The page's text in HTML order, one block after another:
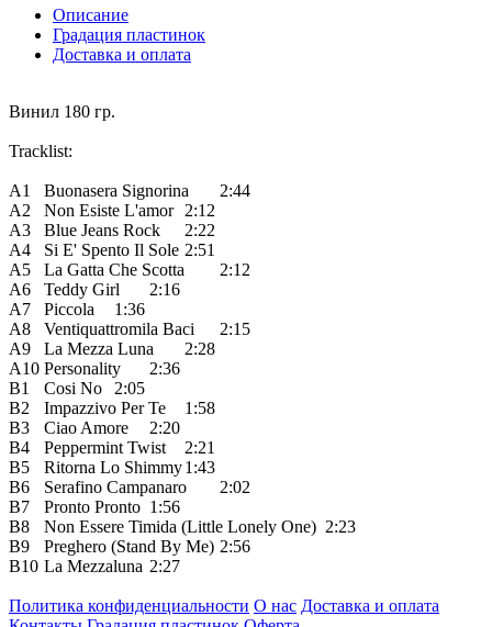
Описание
Градация пластинок
Доставка и оплата
Винил 180 гр.
Tracklist:
A1 Buonasera Signorina
2:44
A2
Non Esiste L'amor
2:12
A3
Blue Jeans Rock
2:22
A4
Si E' Spento Il Sole 2:51
A5
La Gatta Che Scotta
2:12
A6
Teddy Girl
2:16
A7
Piccola
1:36
A8
Ventiquattromila Baci
2:15
A9
La Mezza Luna
2:28
A10 Personality
2:36
B1
Cosi No
2:05
B2
Impazzivo Per Te
1:58
B3
Ciao Amore
2:20
B4
Peppermint Twist
2:21
B5
Ritorna Lo Shimmy1:43
B6
Serafino Campanaro
2:02
B7
Pronto Pronto 1:56
B8
Non Essere Timida (Little Lonely One) 2:23
B9
Preghero (Stand By Me) 2:56
B10 La Mezzaluna 2:27
Политика конфиденциальности О нас Доставка и оплата